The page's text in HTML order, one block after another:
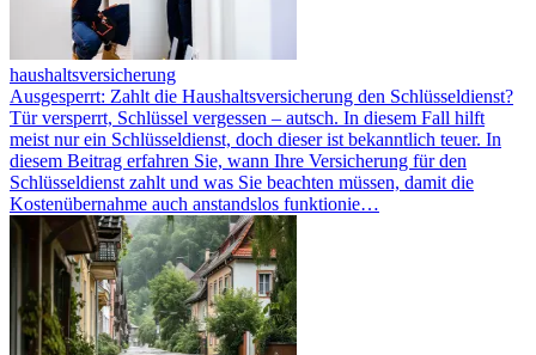
haushaltsversicherung
Ausgesperrt: Zahlt die Haushaltsversicherung den Schlüsseldienst?
Tür versperrt, Schlüssel vergessen – autsch. In diesem Fall hilft
meist nur ein Schlüsseldienst, doch dieser ist bekanntlich teuer. In
diesem Beitrag erfahren Sie, wann Ihre Versicherung für den
Schlüsseldienst zahlt und was Sie beachten müssen, damit die
Kostenübernahme auch anstandslos funktionie…